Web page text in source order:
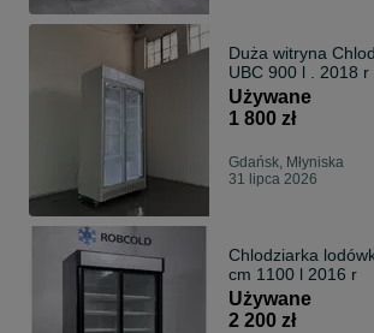
Duża witryna
UBC 900 l . 2018 r
Używane
1 800 zł
Gdańsk, Młyniska
31 lipca 2026
Chlodziarka
cm 1100 l 2016 r
Używane
2 200 zł